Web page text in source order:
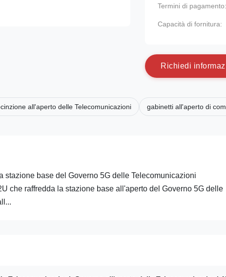
Termini di pagamento:
Capacità di fornitura:
Richied i informaz
all'aperto delle Telecomunicazioni gabinetti all'aperto di
base del Governo 5G delle Telecomunicazioni
che raffredda la stazione base all'aperto del Governo 5G delle